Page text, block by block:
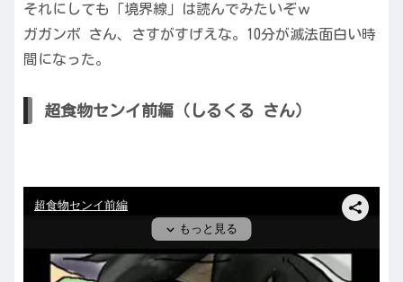
それにしても「境界線」は読んでみたいぞｗ
ガガンボ さん、さすがすげえな。10分が滅法面白い時
間になった。
超食物センイ前編（しるくる さん）